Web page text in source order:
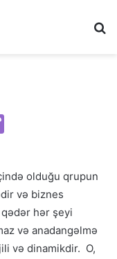
olduğu qrupun
və biznes
hər şeyi
və anadangəlmə
və dinamikdir. O,